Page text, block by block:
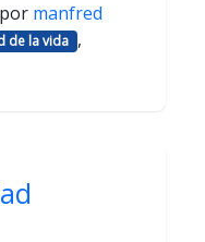
por manfred
de la vida ,